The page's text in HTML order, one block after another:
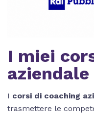
I miei
aziendale
I corsi di coaching
trasmettere le